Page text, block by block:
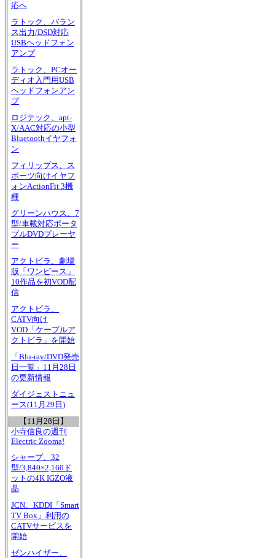
応へ
ラトック、バラン
ス出力/DSD対応
USBヘッドフォン
アンプ
ラトック、PCオー
ディオ入門用USB
ヘッドフォンアン
プ
ロジテック、apt-
X/AAC対応の小型
Bluetoothイヤフォ
ン
フィリップス、ス
ポーツ向けイヤフ
ォンActionFit 3機
種
グリーンハウス、7
型/車載対応ポータ
ブルDVDプレーヤ
ー
アクトビラ、劇場
版「ワンピース」
10作品を初VOD配
信
アクトビラ、
CATV向け
VOD「ケーブルア
クトビラ」を開始
「Blu-ray/DVD発売
日一覧」11月28日
の更新情報
ダイジェストニュ
ース(11月29日)
【11月28日】
小寺信良の週刊
Electric Zooma!
シャープ、32
型/3,840×2,160ド
ットの4K IGZO液
晶
JCN、KDDI「Smart
TV Box」利用の
CATVサービスを
開始
ゼンハイザー、